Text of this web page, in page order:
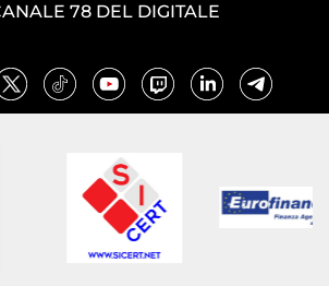
78 DEL DIGITALE